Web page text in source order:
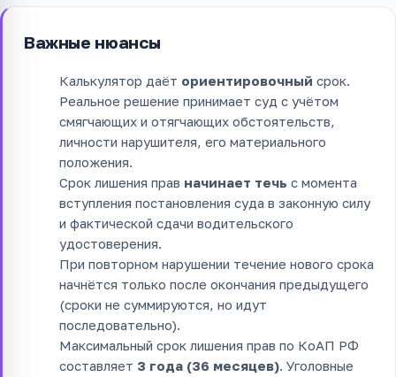
Важные нюансы
Калькулятор даёт ориентировочный срок.
Реальное решение принимает суд с учётом
смягчающих и отягчающих обстоятельств,
личности нарушителя, его материального
положения.
Срок лишения прав начинает течь с момента
вступления постановления суда в законную силу
и фактической сдачи водительского
удостоверения.
При повторном нарушении течение нового срока
начнётся только после окончания предыдущего
(сроки не суммируются, но идут
последовательно).
Максимальный срок лишения прав по КоАП РФ
составляет 3 года (36 месяцев). Уголовные